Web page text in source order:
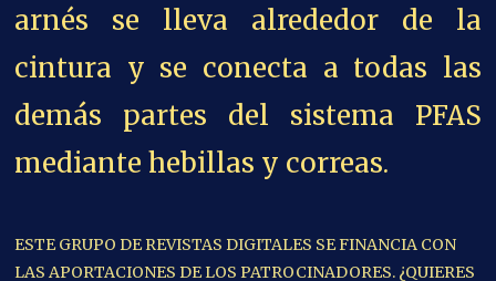
UNA MENCION, RESEÑA O ENLACE EN ESTE U OTROS
propuesta detallada y la URL donde hayas visto que te encaja
horas.